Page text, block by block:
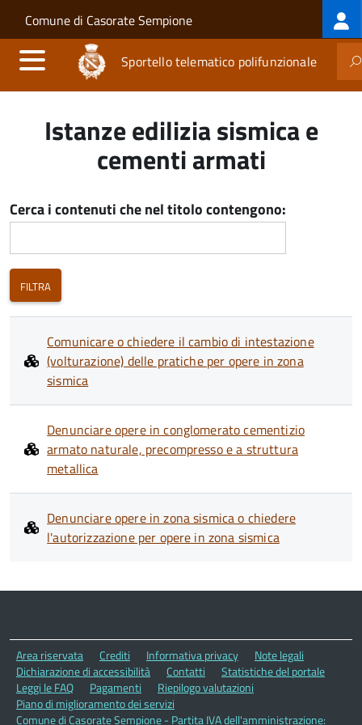
Salta al contenuto principale
Skip to site navigation
Comune di Casorate Sempione
Sportello telematico polifunzionale
Istanze edilizia sismica e
cementi armati
Cerca i contenuti che nel titolo contengono:
Comunicare o chiedere il cambio di intestazione
(volturazione) delle pratiche per opere in zona
sismica
Denunciare opere in conglomerato cementizio
armato naturale, precompresso e a struttura
metallica
Denunciare opere in zona sismica o chiedere
l'autorizzazione per opere in zona sismica
Area riservata Crediti Informativa privacy
Note legali
Dichiarazione di accessibilità
Contatti
Statistiche del portale
Leggi le FAQ
Pagamenti
Riepilogo valutazioni
Piano di miglioramento dei servizi
Comune di Casorate Sempione - Partita IVA dell'amministrazione: